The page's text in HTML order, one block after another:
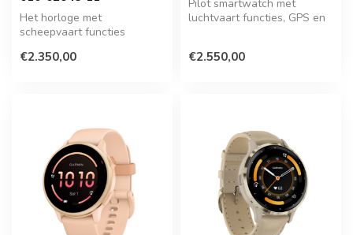
Het horloge met
scheepvaart functies
€2.350,00
Pilot smartwatch met
luchtvaart functies, GPS en
€2.550,00